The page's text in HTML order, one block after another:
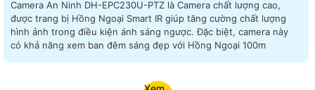
Camera An Ninh DH-EPC230U-PTZ là Camera chất lượng cao,
được trang bị Hồng Ngoại Smart IR giúp tăng cường chất lượng
hình ảnh trong điều kiện ánh sáng ngược. Đặc biệt, camera này
có khả năng xem ban đêm sáng đẹp với Hồng Ngoại 100m